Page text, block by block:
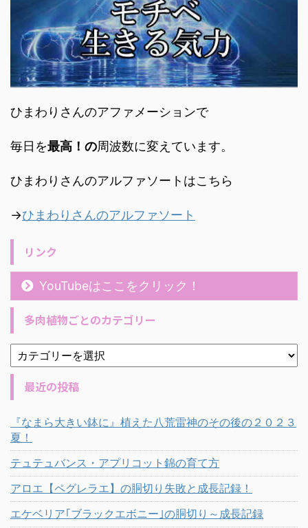
ひまわりさんのアファメーションで
毎日を最高！の周波数に変えています。
ひまわりさんのアルファソートはこちら
→ひまわりさんのアルファソート
リンク
YouTubeはここをクリック！
多肉植物ごとのカテゴリー
最近の投稿
『なまら大きい鉢に』植えた八荒雷神のその後の２０２３
夏！
テュテュバンス・アプリコット錦の育て方
アロエ【ペグレラエ】の胴切り失敗と成長記録！
エケベリア｢ブラックエボニー｣の胴切り～成長記録